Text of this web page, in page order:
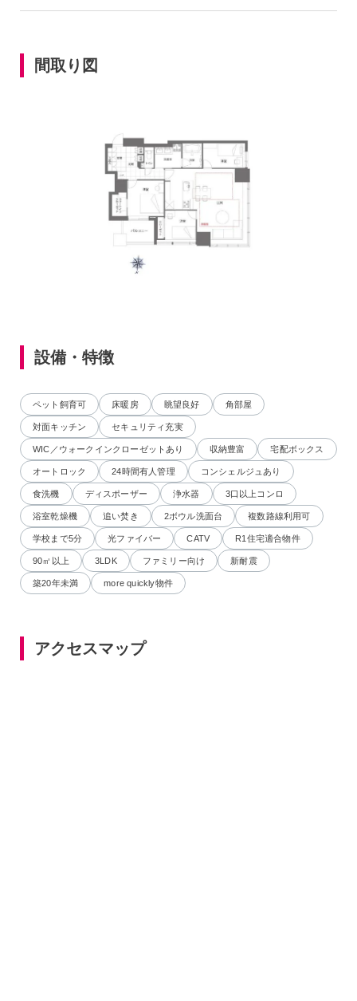
間取り図
設備・特徴
ペット飼育可 床暖房 眺望良好 角部屋
対面キッチン セキュリティ充実
WIC／ウォークインクローゼットあり 収納豊富 宅配ボックス
オートロック 24時間有人管理 コンシェルジュあり
食洗機 ディスポーザー 浄水器 3口以上コンロ
浴室乾燥機 追い焚き 2ボウル洗面台 複数路線利用可
学校まで5分 光ファイバー CATV R1住宅適合物件
90㎡以上 3LDK ファミリー向け 新耐震
築20年未満 more quickly物件
アクセスマップ